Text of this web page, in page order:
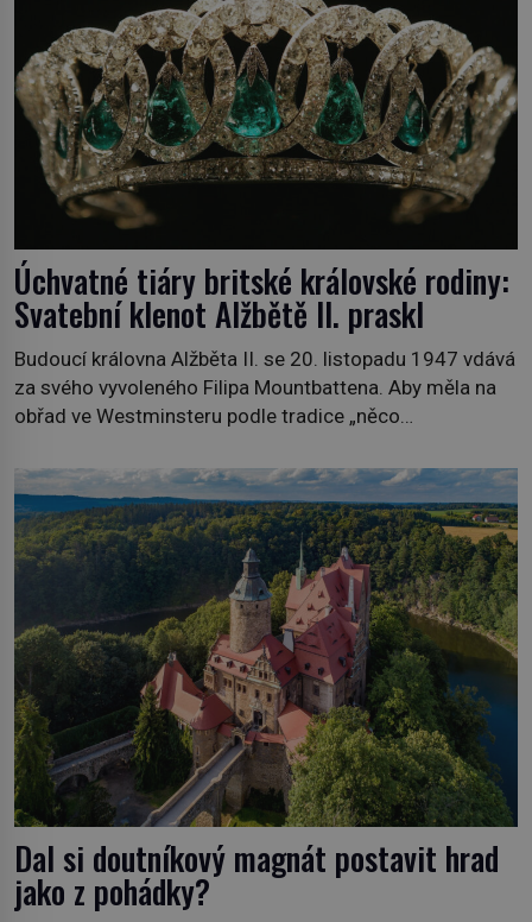
nedostatku zboží přídělový systém. […]
Úchvatné tiáry britské královské rodiny:
Svatební klenot Alžbětě II. praskl
Budoucí královna Alžběta II. se 20. listopadu 1947 vdává
za svého vyvoleného Filipa Mountbattena. Aby měla na
obřad ve Westminsteru podle tradice „něco
soukromé kolekce – diamantovou tiáru královny Marie.
„Je to ošklivá špičatá tiára,“ zhodnotil klenot britský
politik Sir Henry Channon (1897–1958), když si […]
Dal si doutníkový magnát postavit hrad
jako z pohádky?